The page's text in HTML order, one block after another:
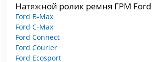
Натяжной ролик ремня ГРМ Ford
Ford B-Max
Ford C-Max
Ford Connect
Ford Courier
Ford Ecosport